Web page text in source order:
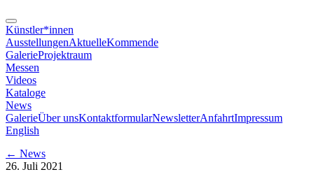
Künstler*innen
AusstellungenAktuelleKommende
GalerieProjektraum
Messen
Videos
Kataloge
News
GalerieÜber unsKontaktformularNewsletterAnfahrtImpressum
English
← News
26. Juli 2021